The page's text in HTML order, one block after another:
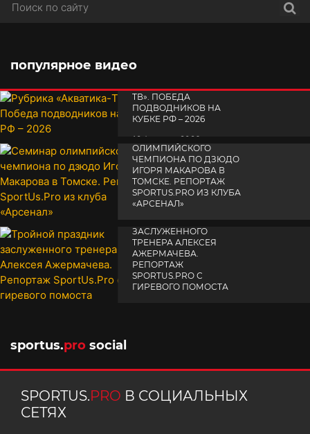
популярное видео
TВ». ПОБЕДА
ПОДВОДНИКОВ НА
КУБКЕ РФ – 2026
19 февраля 2026
СЕМИНАР
ОЛИМПИЙСКОГО
ЧЕМПИОНА ПО ДЗЮДО
ИГОРЯ МАКАРОВА В
ТОМСКЕ. РЕПОРТАЖ
SPORTUS.PRO ИЗ КЛУБА
«АРСЕНАЛ»
ЗАСЛУЖЕННОГО
ТРЕНЕРА АЛЕКСЕЯ
АЖЕРМАЧЕВА.
РЕПОРТАЖ
SPORTUS.PRO С
ГИРЕВОГО ПОМОСТА
sportus.pro social
SPORTUS.PRO В СОЦИАЛЬНЫХ
СЕТЯХ